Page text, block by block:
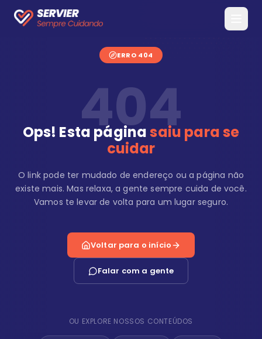
ERRO 404
404
Ops! Esta páginasaiu para se
cuidar
O link pode ter mudado de endereço ou a página não
existe mais. Mas relaxa, a gente sempre cuida de você.
Vamos te levar de volta para um lugar seguro.
Voltar para o início
Falar com a gente
OU EXPLORE NOSSOS CONTEÚDOS